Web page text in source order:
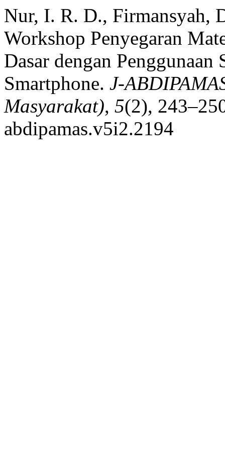
Nur, I. R. D., Firmansyah,
Workshop Penyegaran
Dasar dengan
Smartphone. J-
Masyarakat), 5(2),
abdipamas.v5i2.2194